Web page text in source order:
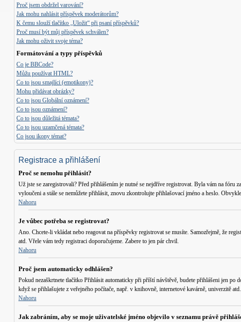
Proč jsem obdržel varování?
Jak mohu nahlásit příspěvek moderátorům?
K čemu slouží tlačítko „Uložit“ při psaní příspěvků?
Proč musí být můj příspěvek schválen?
Jak mohu oživit svoje téma?
Formátování a typy příspěvků
Co je BBCode?
Můžu používat HTML?
Co to jsou smajlíci (emotikony)?
Mohu přidávat obrázky?
Co to jsou Globální oznámení?
Co to jsou oznámení?
Co to jsou důležitá témata?
Co to jsou uzamčená témata?
Co jsou ikony témat?
Registrace a přihlášení
Proč se nemohu přihlásit?
Už jste se zaregistrovali? Před přihlášením je nutné se nejdříve registrovat. Byla vám na fóru
vyloučeni a stále se nemůžete přihlásit, znovu zkontrolujte přihlašovací jméno a heslo.
Nahoru
Je vůbec potřeba se registrovat?
Ano. Chcete-li vkládat nebo reagovat na příspěvky registrovat se musíte. Samozřejmě, že
atd. Vřele vám tedy registraci doporučujeme. Zabere to jen pár chvil.
Nahoru
Proč jsem automaticky odhlášen?
Pokud nezaškrtnete tlačítko Přihlásit automaticky při příští návštěvě, budete přihlášeni jen po
když se přihlašujete z veřejného počítače, např. v knihovně, internetové kavárně, univerzitě atd.
Nahoru
Jak zabráním, aby se moje uživatelské jméno objevilo v seznamu právě